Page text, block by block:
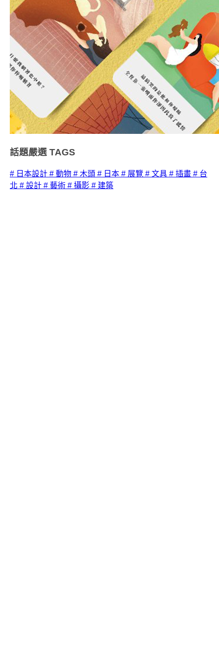
話題嚴選 TAGS
# 日本設計 # 動物 # 木頭 # 日本 # 展覽 # 文具 # 插畫 # 台
北 # 設計 # 藝術 # 攝影 # 建築